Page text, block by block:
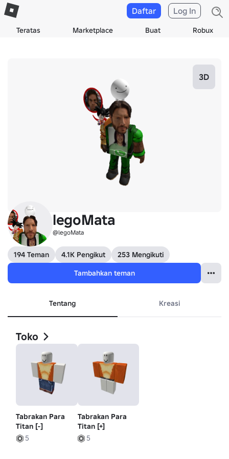
Teratas Marketplace Buat Robux
Daftar Log In
3D
legoMata
@legoMata
194 Teman 4.1K Pengikut
253 Mengikuti
Tambahkan teman
Tentang Kreasi
Toko
Tabrakan Para
Titan [-]
5
Tabrakan Para
Titan [+]
5